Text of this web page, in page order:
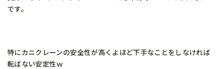
です。
特にカニクレーンの安全性が高くよほど下手なことをしなければ
転ばない安定性ｗ